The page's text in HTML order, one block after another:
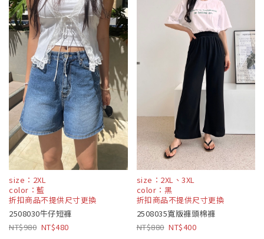
size：2XL
color：藍
折扣商品不提供尺寸更換
2508030牛仔短褲
980
480
size：2XL、3XL
color：黑
折扣商品不提供尺寸更換
2508035寬版褲頭棉褲
880
400